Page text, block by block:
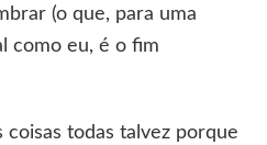
(o que, para uma
como eu, é o fim
coisas todas talvez porque